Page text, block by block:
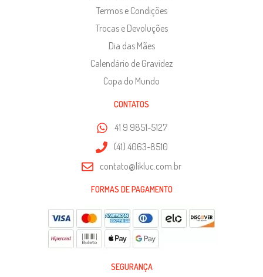
Termos e Condições
Trocas e Devoluções
Dia das Mães
Calendário de Gravidez
Copa do Mundo
CONTATOS
41 9 9851-5127
(41) 4063-8510
contato@likluc.com.br
FORMAS DE PAGAMENTO
SEGURANÇA